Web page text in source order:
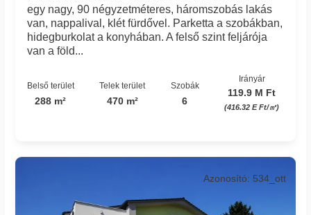
egy nagy, 90 négyzetméteres, háromszobás lakás
van, nappalival, klét fürdővel. Parketta a szobákban,
hidegburkolat a konyhában. A felső szint feljárója
van a föld...
Belső terület
288 m²
Telek terület
470 m²
Szobák
6
Irányár
119.9 M Ft
(416.32 E Ft/㎡)
Azonosító: 534_ott